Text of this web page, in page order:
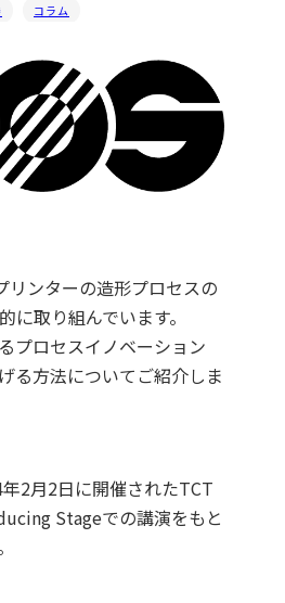
コラム
リンターの造形プロセスの
に取り組んでいます。
プロセスイノベーション
る方法についてご紹介しま
2月2日に開催されたTCT
Stageでの講演をもと